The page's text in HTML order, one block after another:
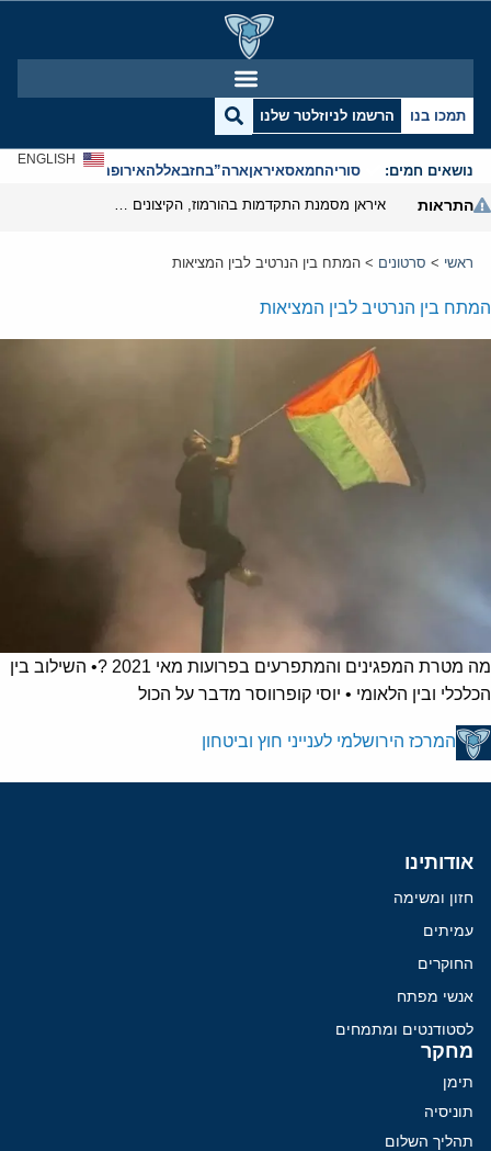
תמכו בנו הרשמו לניוזלטר שלנו
נושאים חמים: סוריהחמאסאיראןארה”בחזבאללהאירופהאנטישמיות
ENGLISH
התראות
ראשי > סרטונים > המתח בין הנרטיב לבין המציאות
המתח בין הנרטיב לבין המציאות
מה מטרת המפגינים והמתפרעים בפרועות מאי 2021 ?• השילוב בין
הכלכלי ובין הלאומי • יוסי קופרווסר מדבר על הכול
המרכז הירושלמי לענייני חוץ וביטחון
אודותינו
חזון ומשימה
עמיתים
החוקרים
אנשי מפתח
לסטודנטים ומתמחים
מחקר
תימן
תוניסיה
תהליך השלום